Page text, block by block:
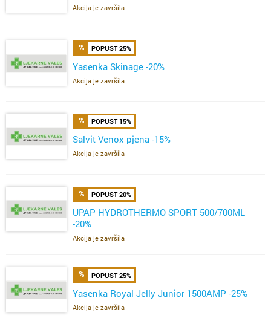
Akcija je završila
POPUST 25%
Yasenka Skinage -20%
Akcija je završila
POPUST 15%
Salvit Venox pjena -15%
Akcija je završila
POPUST 20%
UPAP HYDROTHERMO SPORT 500/700ML
-20%
Akcija je završila
POPUST 25%
Yasenka Royal Jelly Junior 1500AMP -25%
Akcija je završila